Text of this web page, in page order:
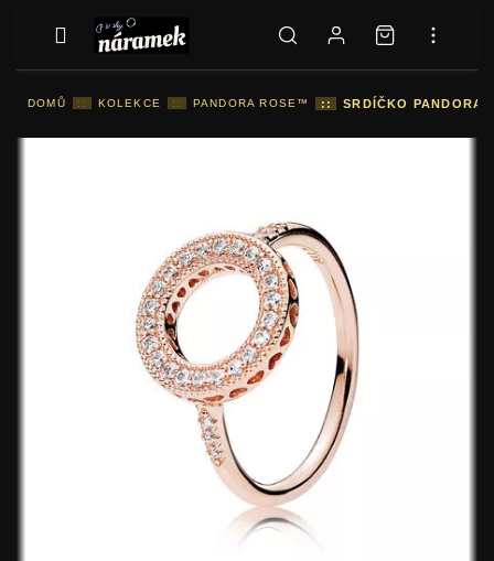
DOMŮ :: KOLEKCE :: PANDORA ROSE™ :: SRDÍČKO PANDORA